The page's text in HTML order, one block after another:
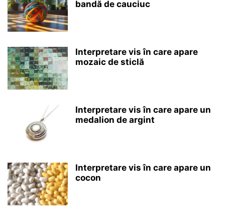
bandă de cauciuc
Interpretare vis în care apare
mozaic de sticlă
Interpretare vis în care apare un
medalion de argint
Interpretare vis în care apare un
cocon